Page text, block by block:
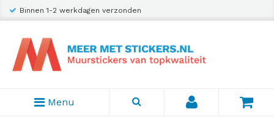
Binnen 1-2 werkdagen verzonden
Menu